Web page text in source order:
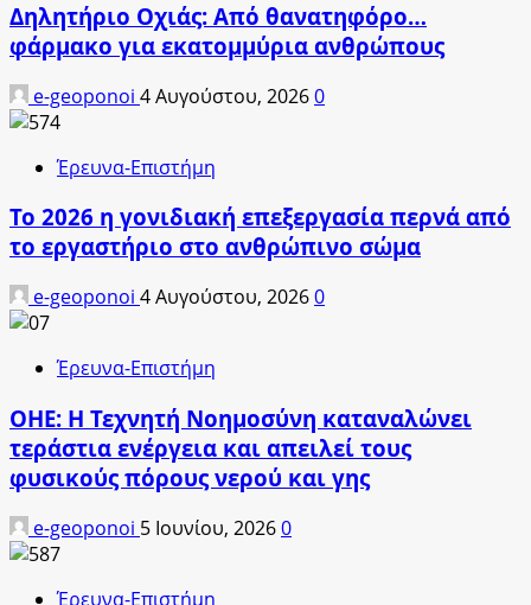
Δηλητήριο Οχιάς: Από θανατηφόρο…
φάρμακο για εκατομμύρια ανθρώπους
e-geoponoi 4 Αυγούστου, 20260
Έρευνα-Επιστήμη
Το 2026 η γονιδιακή επεξεργασία περνά από
το εργαστήριο στο ανθρώπινο σώμα
e-geoponoi 4 Αυγούστου, 20260
Έρευνα-Επιστήμη
ΟΗΕ: Η Τεχνητή Νοημοσύνη καταναλώνει
τεράστια ενέργεια και απειλεί τους
φυσικούς πόρους νερού και γης
e-geoponoi 5 Ιουνίου, 20260
Έρευνα-Επιστήμη